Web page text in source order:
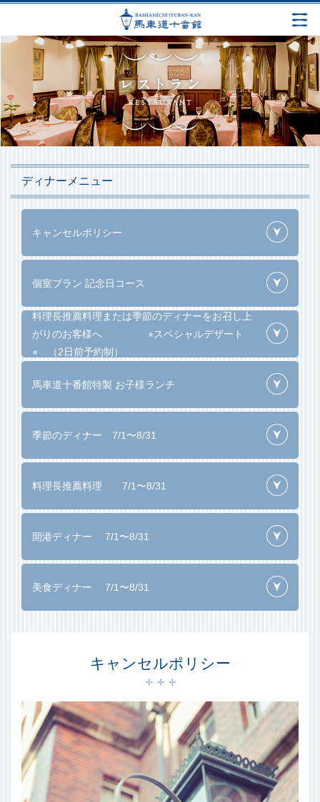
ディナーメニュー
キャンセルポリシー
個室プラン 記念日コース
料理長推薦料理または季節のディナーをお召し上
がりのお客様へ ⭐︎スペシャルデザート
⭐︎ （2日前予約制）
馬車道十番館特製 お子様ランチ
季節のディナー 7/1〜8/31
料理長推薦料理 7/1〜8/31
開港ディナー 7/1〜8/31
美食ディナー 7/1〜8/31
キャンセルポリシー